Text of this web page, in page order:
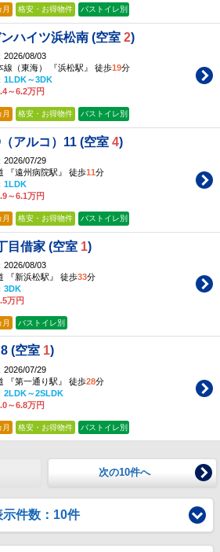
格安・お得物件 バストイレ別
ハイツ浜松南 (空室 2)
2026/08/03
線（東海） 『浜松駅』 徒歩19分
1LDK～3DK
～6.2万円
格安・お得物件 バストイレ別
アルコ）11 (空室 4)
2026/07/29
『遠州病院駅』 徒歩11分
1LDK
～6.1万円
格安・お得物件 バストイレ別
目借家 (空室 1)
2026/08/03
『新浜松駅』 徒歩33分
3DK
万円
バストイレ別
(空室 1)
2026/07/29
『第一通り駅』 徒歩28分
2LDK～2SLDK
～6.8万円
格安・お得物件 バストイレ別
次の10件へ
示件数：10件